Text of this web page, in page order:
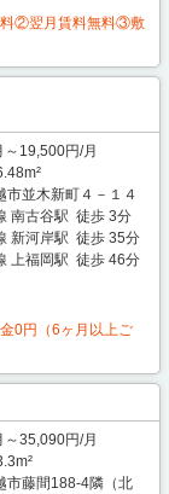
②翌月賃料無料③敷
19,500円/月
市並木新町４－１４
南古谷駅 徒歩 3分
新河岸駅 徒歩 35分
上福岡駅 徒歩 46分
0円（6ヶ月以上ご
35,090円/月
市藤間188-4隣（北